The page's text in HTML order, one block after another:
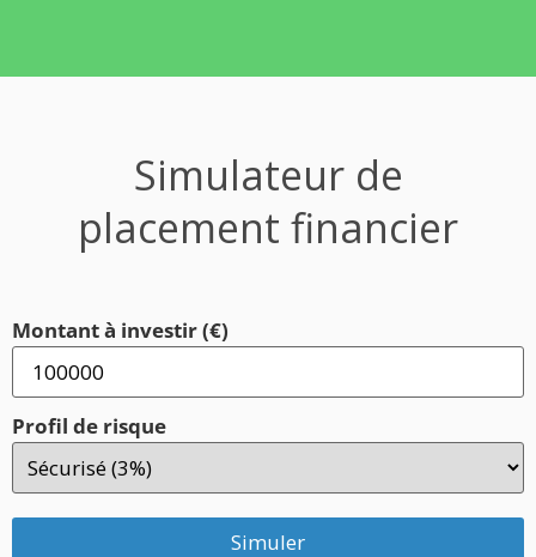
Simulateur de
placement financier
Montant à investir (€)
Profil de risque
Simuler